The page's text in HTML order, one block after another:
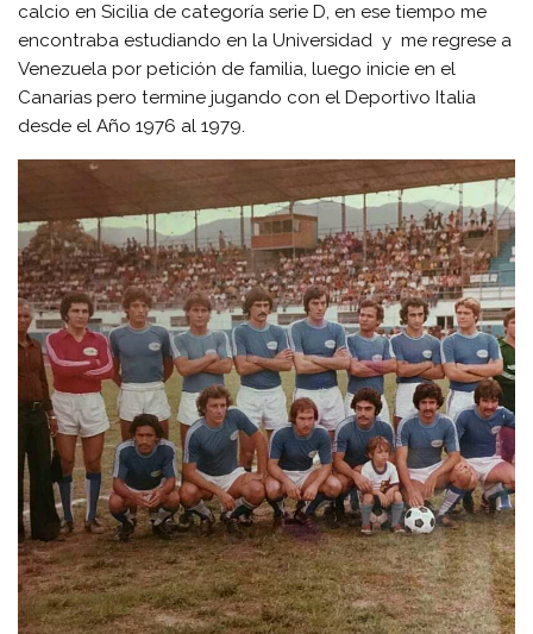
calcio en Sicilia de categoría serie D, en ese tiempo me
encontraba estudiando en la Universidad y me regrese a
Venezuela por petición de familia, luego inicie en el
Canarias pero termine jugando con el Deportivo Italia
desde el Año 1976 al 1979.